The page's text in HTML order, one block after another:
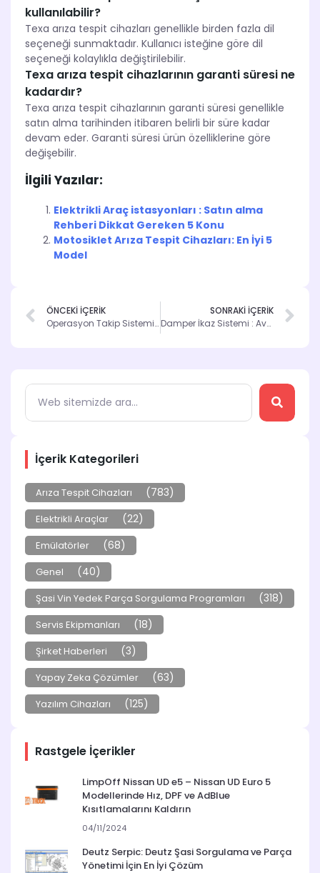
İçerik Kategorileri
Arıza Tespit Cihazları (783)
Elektrikli Araçlar (22)
Emülatörler (68)
Genel (40)
Şasi Vin Yedek Parça Sorgulama Programları (318)
Servis Ekipmanları (18)
Şirket Haberleri (3)
Yapay Zeka Çözümler (63)
Yazılım Cihazları (125)
Rastgele İçerikler
LimpOff Nissan UD e5 – Nissan UD Euro 5
Modellerinde Hız, DPF ve AdBlue
Kısıtlamalarını Kaldırın
04/11/2024
Deutz Serpic: Deutz Şasi Sorgulama ve Parça
Yönetimi İçin En İyi Çözüm
kullanılabilir?
Texa arıza tespit cihazları genellikle birden fazla dil
seçeneği sunmaktadır. Kullanıcı isteğine göre dil
seçeneği kolaylıkla değiştirilebilir.
Texa arıza tespit cihazlarının garanti süresi ne
kadardır?
Texa arıza tespit cihazlarının garanti süresi genellikle
satın alma tarihinden itibaren belirli bir süre kadar
devam eder. Garanti süresi ürün özelliklerine göre
değişebilir.
İlgili Yazılar:
Elektrikli Araç istasyonları : Satın alma
Rehberi Dikkat Gereken 5 Konu
Motosiklet Arıza Tespit Cihazları: En İyi 5
Model
ÖNCEKİ İÇERİK
Operasyon Takip Sistemi : İş Verimliliğine Yenilikçi Bir Yaklaşım
SONRAKİ İÇERİK
Damper İkaz Sistemi : Avantajları ve Montajı ve Fiyatı